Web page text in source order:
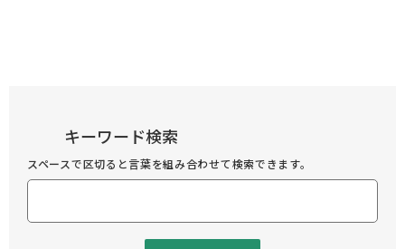
キーワード検索
スペースで区切ると言葉を組み合わせて検索できます。